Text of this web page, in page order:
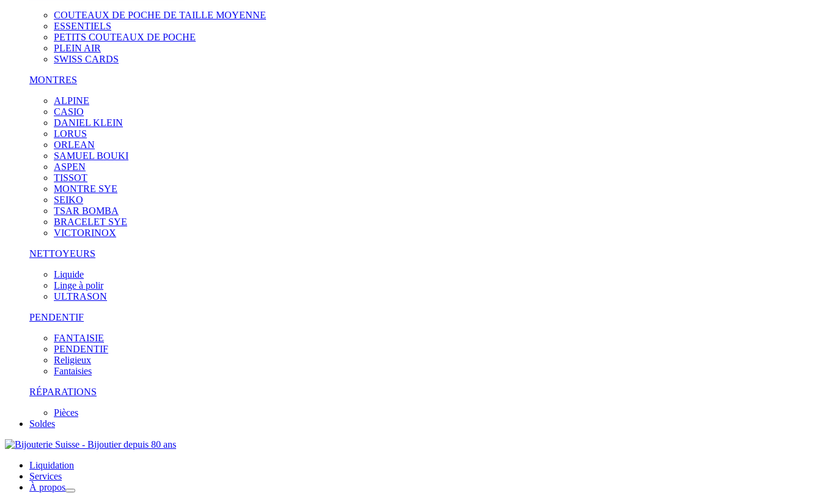
COUTEAUX DE POCHE DE TAILLE MOYENNE
ESSENTIELS
PETITS COUTEAUX DE POCHE
PLEIN AIR
SWISS CARDS
MONTRES
ALPINE
CASIO
DANIEL KLEIN
LORUS
ORLEAN
SAMUEL BOUKI
ASPEN
TISSOT
MONTRE SYE
SEIKO
TSAR BOMBA
BRACELET SYE
VICTORINOX
NETTOYEURS
Liquide
Linge à polir
ULTRASON
PENDENTIF
FANTAISIE
PENDENTIF
Religieux
Fantaisies
RÉPARATIONS
Pièces
Soldes
Liquidation
Services
À propos